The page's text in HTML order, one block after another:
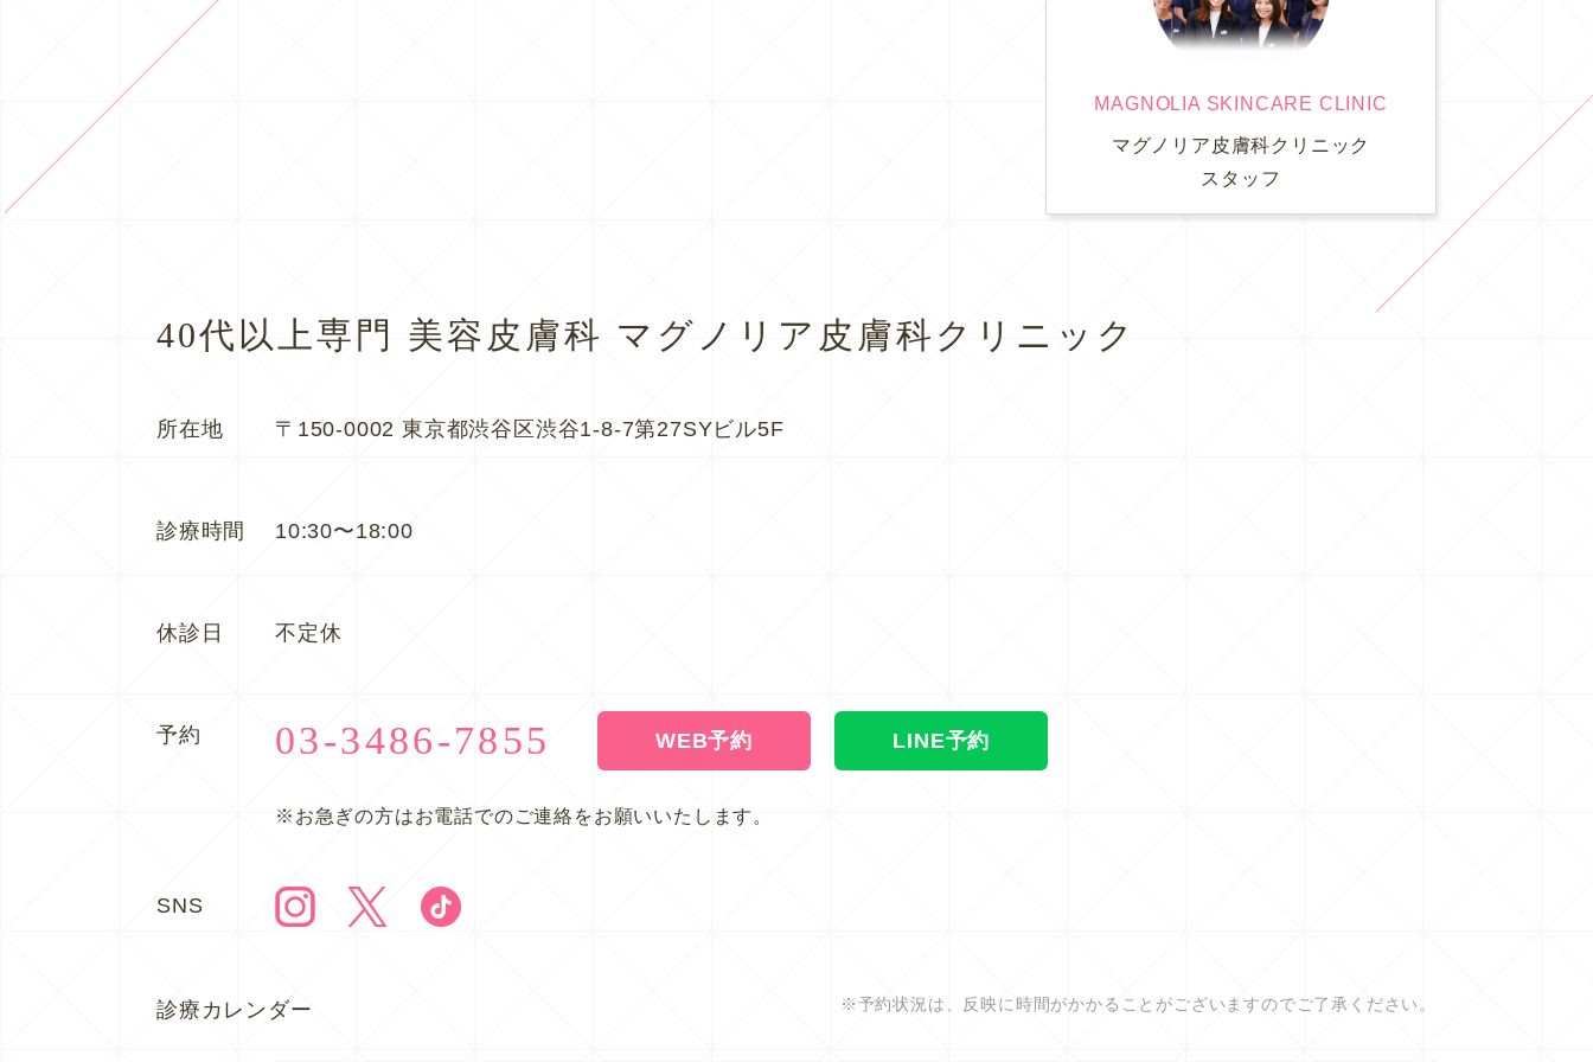
MAGNOLIA SKINCARE CLINIC
マグノリア皮膚科クリニック
スタッフ
40代以上専門 美容皮膚科 マグノリア皮膚科クリニック
所在地 〒150-0002 東京都渋谷区渋谷1-8-7第27SYビル5F
診療時間 10:30〜18:00
休診日 不定休
予約 03-3486-7855 WEB予約 LINE予約
※お急ぎの方はお電話でのご連絡をお願いいたします。
SNS
診療カレンダー ※予約状況は、反映に時間がかかることがございますのでご了承ください。